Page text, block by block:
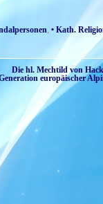
• Kath.
Die hl. Mechtild von
europäischer